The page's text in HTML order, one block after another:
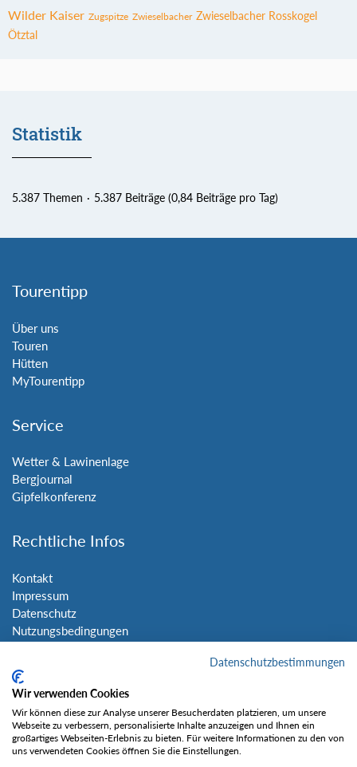
Wilder Kaiser Zugspitze Zwieselbacher Zwieselbacher Rosskogel
Ötztal
Statistik
5.387 Themen 5.387 Beiträge (0,84 Beiträge pro Tag)
Tourentipp
Über uns
Touren
Hütten
MyTourentipp
Service
Wetter & Lawinenlage
Bergjournal
Gipfelkonferenz
Rechtliche Infos
Kontakt
Impressum
Datenschutz
Nutzungsbedingungen
Social Media
Datenschutzbestimmungen
Wir verwenden Cookies
Wir können diese zur Analyse unserer Besucherdaten platzieren, um unsere
Webseite zu verbessern, personalisierte Inhalte anzuzeigen und Ihnen ein
großartiges Webseiten-Erlebnis zu bieten. Für weitere Informationen zu den von
uns verwendeten Cookies öffnen Sie die Einstellungen.